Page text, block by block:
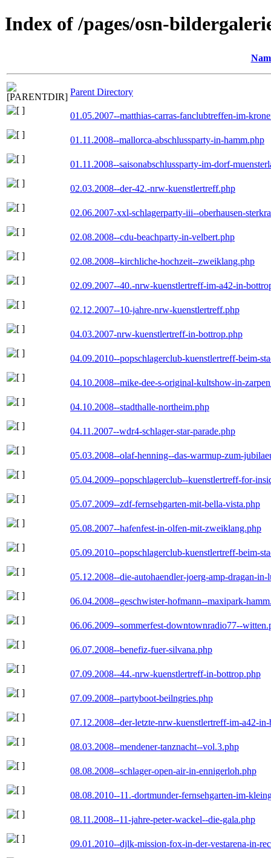
Index of /pages/osn-
Parent Directory
01.05.2007--matthias-carras-fanclubtreffen-im-
01.11.2008--mallorca-abschlussparty-in-hamm.php
01.11.2008--saisonabschlussparty-im-dorf-
02.03.2008--der-42.-nrw-kuenstlertreff.php
02.06.2007-xxl-schlagerparty-iii--oberhausen-
02.08.2008--cdu-beachparty-in-velbert.php
02.08.2008--kirchliche-hochzeit--zweiklang.php
02.09.2007--40.-nrw-kuenstlertreff-im-a42-in-
02.12.2007--10-jahre-nrw-kuenstlertreff.php
04.03.2007-nrw-kuenstlertreff-in-bottrop.php
04.09.2010--popschlagerclub-kuenstlertreff-beim-
04.10.2008--mike-dee-s-original-kultshow-in-
04.10.2008--stadthalle-northeim.php
04.11.2007--wdr4-schlager-star-parade.php
05.03.2008--olaf-henning--das-warmup-zum-
05.04.2009--popschlagerclub--kuenstlertreff-for-
05.07.2009--zdf-fernsehgarten-mit-bella-vista.php
05.08.2007--hafenfest-in-olfen-mit-zweiklang.php
05.09.2010--popschlagerclub-kuenstlertreff-beim-
05.12.2008--die-autohaendler-joerg-amp-dragan-in-
06.04.2008--geschwister-hofmann--maxipark-
06.06.2009--sommerfest-downtownradio77--
06.07.2008--benefiz-fuer-silvana.php
07.09.2008--44.-nrw-kuenstlertreff-in-bottrop.php
07.09.2008--partyboot-beilngries.php
07.12.2008--der-letzte-nrw-kuenstlertreff-im-a42-
08.03.2008--mendener-tanznacht--vol.3.php
08.08.2008--schlager-open-air-in-ennigerloh.php
08.08.2010--11.-dortmunder-fernsehgarten-im-
08.11.2008--11-jahre-peter-wackel--die-gala.php
09.01.2010--djlk-mission-fox-in-der-vestarena-in-